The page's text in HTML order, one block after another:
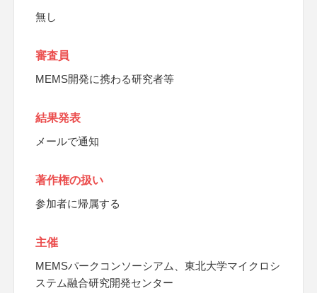
無し
審査員
MEMS開発に携わる研究者等
結果発表
メールで通知
著作権の扱い
参加者に帰属する
主催
MEMSパークコンソーシアム、東北大学マイクロシ
ステム融合研究開発センター